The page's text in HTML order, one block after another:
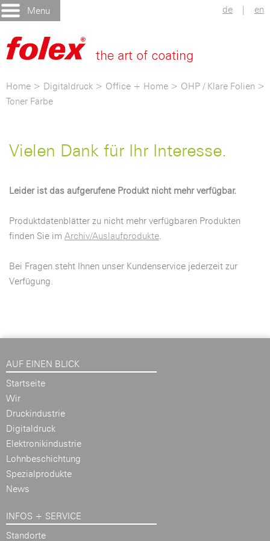
Menu de | en
Home > Digitaldruck > Office + Home > OHP / Klare Folien >
Toner Farbe
Vielen Dank für Ihr Interesse.
Leider ist das aufgerufene Produkt nicht mehr verfügbar.
Produktdatenblätter zu nicht mehr verfügbaren Produkten
finden Sie im Archiv/Auslaufprodukte.
Bei Fragen steht Ihnen unser Kundenservice jederzeit zur
Verfügung.
AUF EINEN BLICK
Startseite
Wir
Druckindustrie
Digitaldruck
Elektronikindustrie
Lohnbeschichtung
Spezialprodukte
News
INFOS + SERVICE
Standorte